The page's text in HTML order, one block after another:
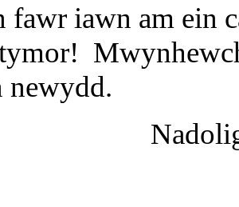
iawn am ein